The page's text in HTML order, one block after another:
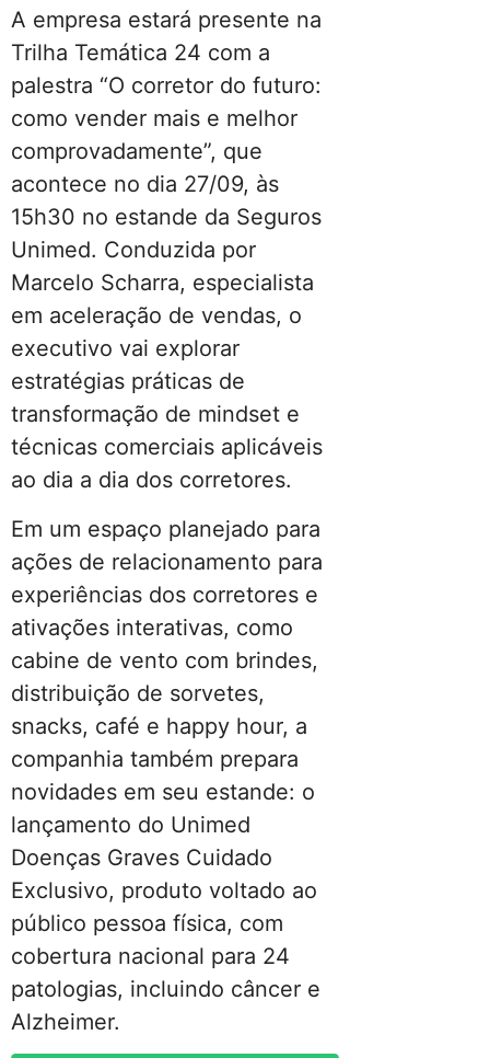
A empresa estará presente na
Trilha Temática 24 com a
palestra “O corretor do futuro:
como vender mais e melhor
comprovadamente”, que
acontece no dia 27/09, às
15h30 no estande da Seguros
Unimed. Conduzida por
Marcelo Scharra, especialista
em aceleração de vendas, o
executivo vai explorar
estratégias práticas de
transformação de mindset e
técnicas comerciais aplicáveis
ao dia a dia dos corretores.
Em um espaço planejado para
ações de relacionamento para
experiências dos corretores e
ativações interativas, como
cabine de vento com brindes,
distribuição de sorvetes,
snacks, café e happy hour, a
companhia também prepara
novidades em seu estande: o
lançamento do Unimed
Doenças Graves Cuidado
Exclusivo, produto voltado ao
público pessoa física, com
cobertura nacional para 24
patologias, incluindo câncer e
Alzheimer.